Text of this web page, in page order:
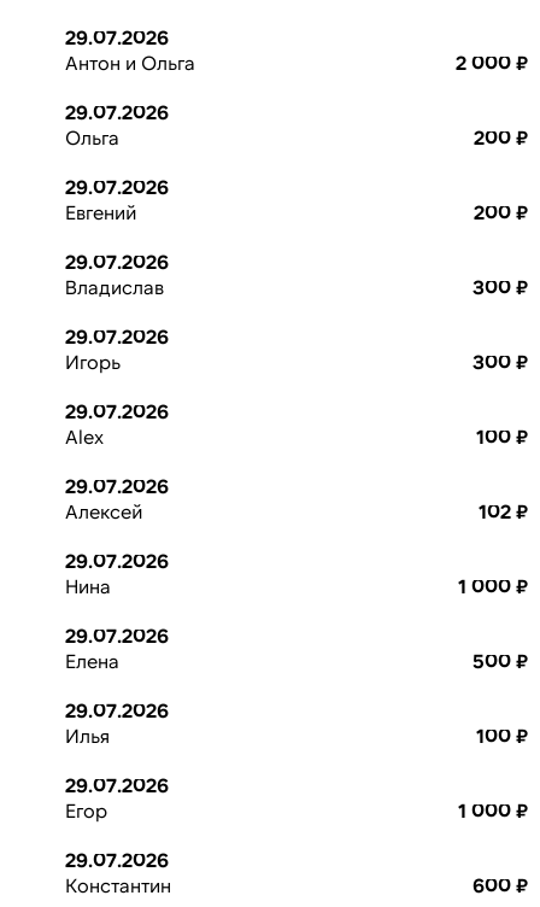
29.07.2026
Антон и Ольга
2 000 ₽
29.07.2026
Ольга
200 ₽
29.07.2026
Евгений
200 ₽
29.07.2026
Владислав
300 ₽
29.07.2026
Игорь
300 ₽
29.07.2026
Alex
100 ₽
29.07.2026
Алексей
102 ₽
29.07.2026
Нина
1 000 ₽
29.07.2026
Елена
500 ₽
29.07.2026
Илья
100 ₽
29.07.2026
Егор
1 000 ₽
29.07.2026
Константин
600 ₽